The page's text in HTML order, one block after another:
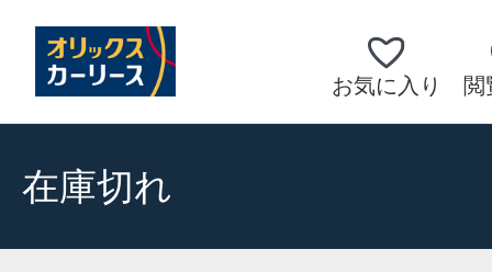
お気に入り 閲
在庫切れ